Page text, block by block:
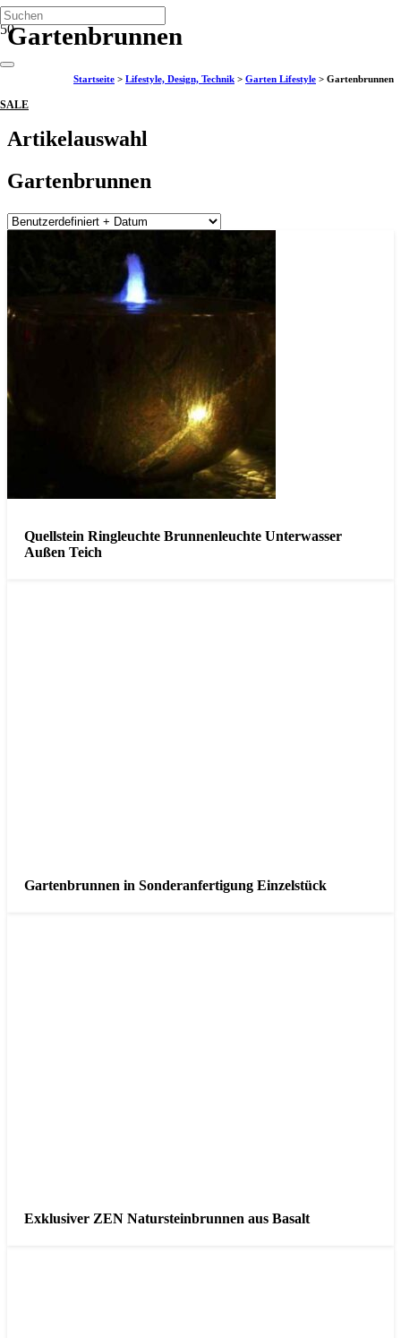
SALE
Gartenbrunnen
Startseite > Lifestyle, Design, Technik > Garten Lifestyle > Gartenbrunnen
Artikelauswahl
Gartenbrunnen
Quellstein Ringleuchte Brunnenleuchte Unterwasser
Außen Teich
Gartenbrunnen in Sonderanfertigung Einzelstück
Exklusiver ZEN Natursteinbrunnen aus Basalt